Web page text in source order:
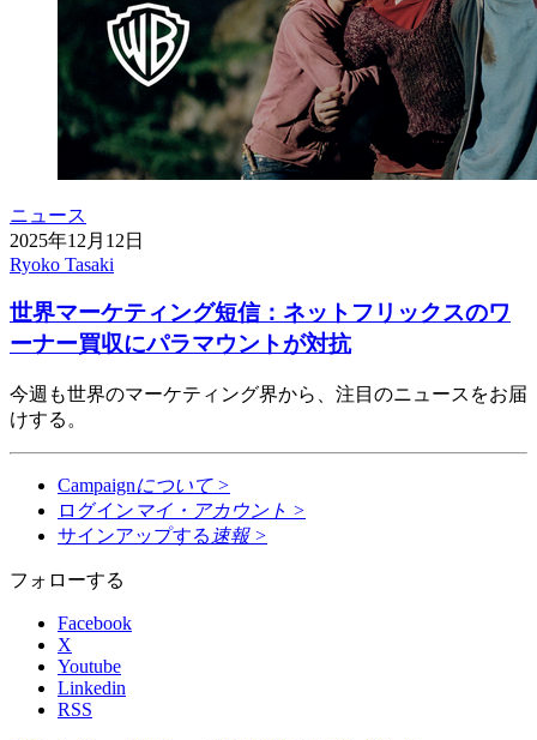
ニュース
2025年12月12日
Ryoko Tasaki
世界マーケティング短信：ネットフリックスのワ
ーナー買収にパラマウントが対抗
今週も世界のマーケティング界から、注目のニュースをお届
けする。
Campaignについて >
ログイン マイ・アカウント >
サインアップする 速報 >
フォローする
Facebook
X
Youtube
Linkedin
RSS